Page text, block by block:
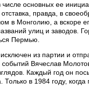
основных ее
правда, в
в Монголию, а вскоре
улиц и заводов.
Пермью.
из партии и
Вячеслав
Каждый год он
Только в 1984 году,